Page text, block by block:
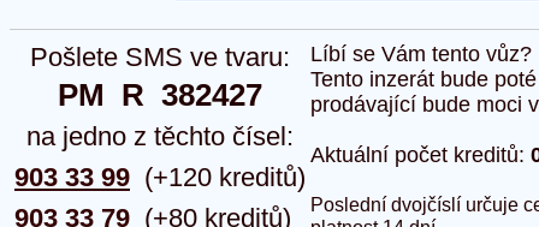
Pošlete SMS ve tvaru:
PM  R  382427
na jedno z těchto čísel:
903 33 99
903 33 79
(+120 kreditů)
(+80 kreditů)
Líbí se Vám tento
Tento inzerát bude
prodávající bude moci
Aktuální počet kreditů:
Poslední dvojčíslí určuje